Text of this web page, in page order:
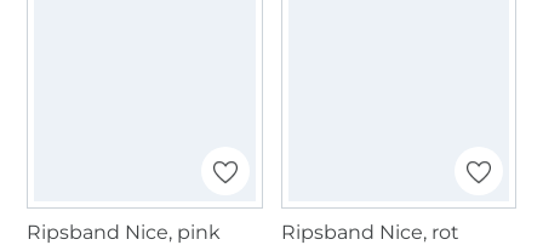
Ripsband Nice, pink Ripsband Nice, rot